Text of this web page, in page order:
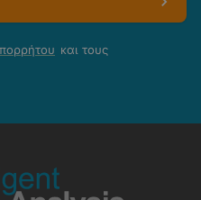
και τους